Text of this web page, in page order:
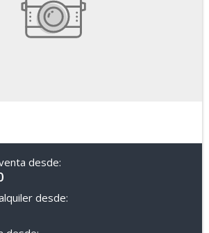
desde:
desde: